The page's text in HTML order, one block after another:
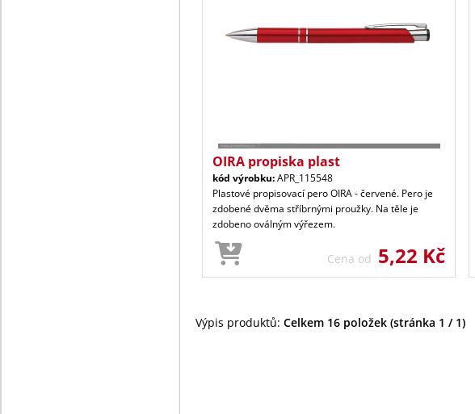
OIRA propiska plast
kód výrobku:APR_115548
Plastové propisovací pero OIRA - červené. Pero je
zdobené dvěma stříbrnými proužky. Na těle je
zdobeno oválným výřezem.
Cena od 5,22 Kč
Výpis produktů: Celkem 16 položek (stránka 1 / 1)